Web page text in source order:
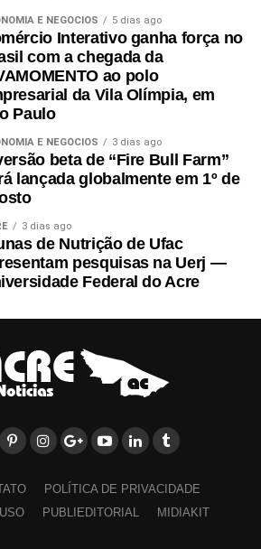
E NEGÓCIOS 5 dias ago
Interativo ganha força no
com a chegada da
ao polo
da Vila Olímpia, em
Paulo
E NEGÓCIOS 3 dias ago
beta de “Fire Bull Farm”
lançada globalmente em 1º de
3 dias ago
de Nutrição de Ufac
pesquisas na Uerj —
Federal do Acre
POLÍTICA DE PRIVACIDADE
PUBLIEDITORIAL MIDIAKIT